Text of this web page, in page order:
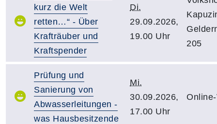
kurz die Welt
retten…“ - Über
Krafträuber und
Kraftspender
Di.
29.09.2026,
19.00 Uhr
205
Prüfung und
Sanierung von
Abwasserleitungen -
was Hausbesitzende
Mi.
30.09.2026,
17.00 Uhr